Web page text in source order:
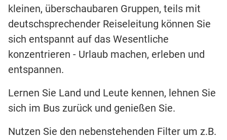
kleinen, überschaubaren Gruppen, teils mit
deutschsprechender Reiseleitung können Sie
sich entspannt auf das Wesentliche
konzentrieren - Urlaub machen, erleben und
entspannen.
Lernen Sie Land und Leute kennen, lehnen Sie
sich im Bus zurück und genießen Sie.
Nutzen Sie den nebenstehenden Filter um z.B.